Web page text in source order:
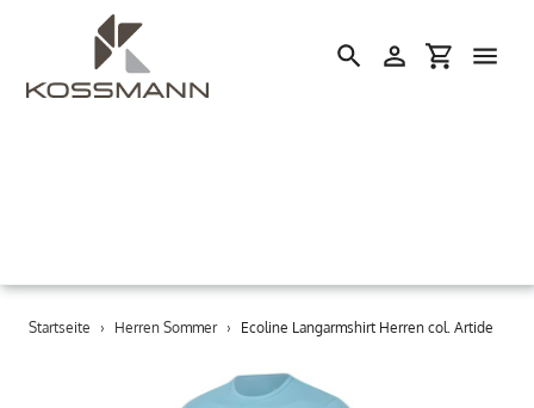
Direkt
SuchenEinloggen
Startseite › Herren Sommer › Ecoline Langarmshirt Herren col. Artide